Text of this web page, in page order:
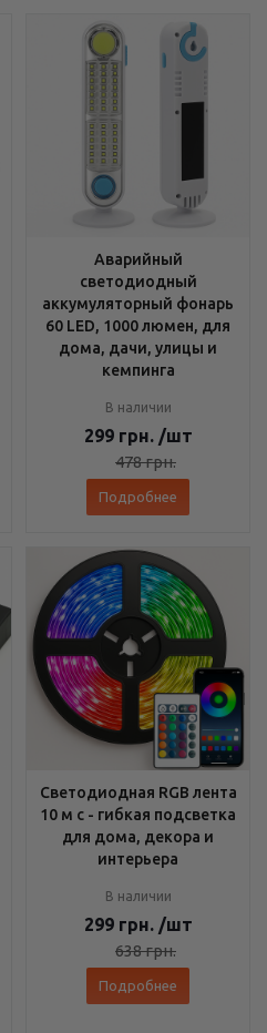
Аварийный
светодиодный
аккумуляторный фонарь
60 LED, 1000 люмен, для
дома, дачи, улицы и
кемпинга
В наличии
299 грн. /шт
478грн.
Подробнее
Светодиодная RGB лента
10 м с - гибкая подсветка
для дома, декора и
интерьера
В наличии
299 грн. /шт
638грн.
Подробнее